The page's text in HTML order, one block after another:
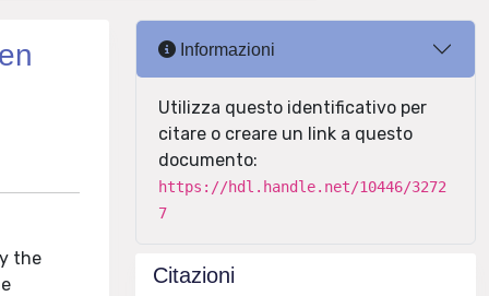
the
Informazioni
Utilizza questo identificativo per
citare o creare un link a questo
documento:
https://hdl.handle.net/10446/3272
7
Citazioni